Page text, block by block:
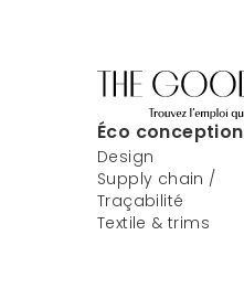
Éco conception
Design
Supply chain /
Traçabilité
Textile & trims